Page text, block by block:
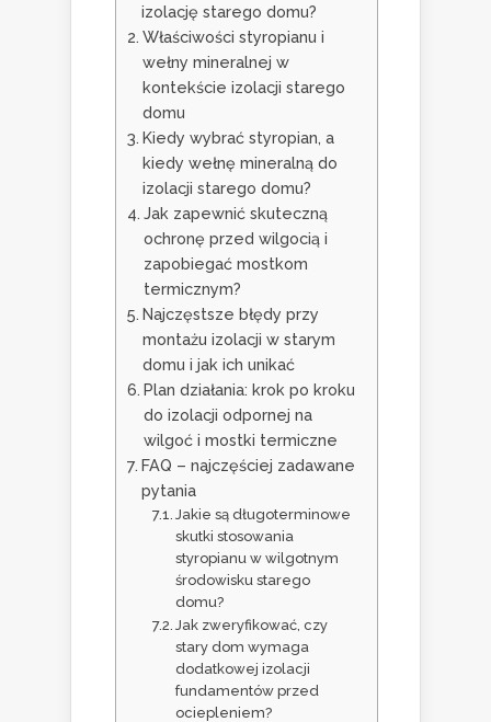
izolację starego domu?
Właściwości styropianu i
wełny mineralnej w
kontekście izolacji starego
domu
Kiedy wybrać styropian, a
kiedy wełnę mineralną do
izolacji starego domu?
Jak zapewnić skuteczną
ochronę przed wilgocią i
zapobiegać mostkom
termicznym?
Najczęstsze błędy przy
montażu izolacji w starym
domu i jak ich unikać
Plan działania: krok po kroku
do izolacji odpornej na
wilgoć i mostki termiczne
FAQ – najczęściej zadawane
pytania
Jakie są długoterminowe
skutki stosowania
styropianu w wilgotnym
środowisku starego
domu?
Jak zweryfikować, czy
stary dom wymaga
dodatkowej izolacji
fundamentów przed
ociepleniem?